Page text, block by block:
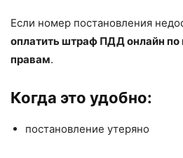
Если номер постановления
оплатить штраф ПДД онлайн по
правам.
Когда это удобно:
постановление утеряно